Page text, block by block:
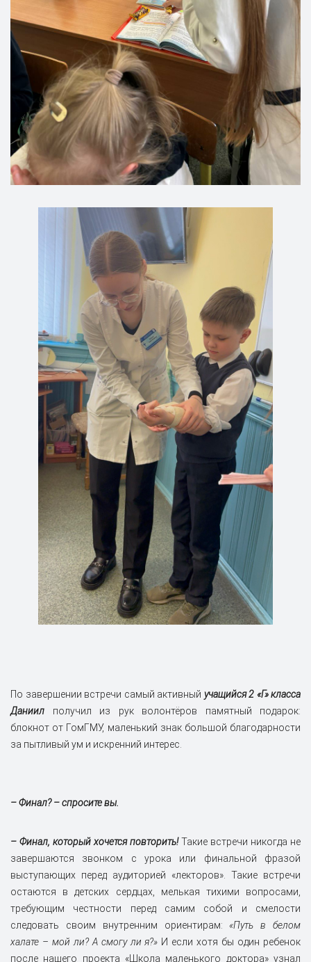
По завершении встречи самый активный учащийся 2 «Г» класса
Даниил получил из рук волонтёров памятный подарок:
блокнот от ГомГМУ, маленький знак большой благодарности
за пытливый ум и искренний интерес.
– Финал? – спросите вы.
– Финал, который хочется повторить!Такие встречи никогда не
завершаются звонком с урока или финальной фразой
выступающих перед аудиторией «лекторов». Такие встречи
остаются в детских сердцах, мелькая тихими вопросами,
требующим честности перед самим собой и смелости
следовать своим внутренним ориентирам:«Путь в белом
халате – мой ли? А смогу ли я?» И если хотя бы один ребенок
после нашего проекта «Школа маленького доктора» узнал